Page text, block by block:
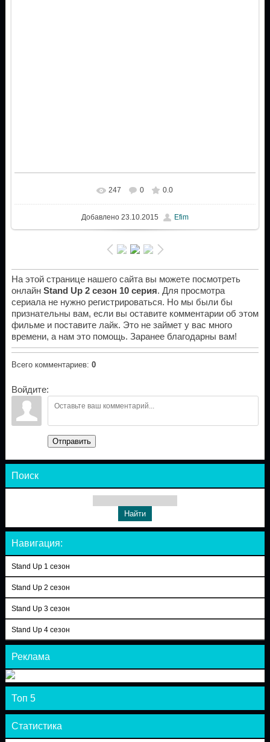
247 0 0.0
Добавлено23.10.2015 Efim
На этой странице нашего сайта вы можете посмотреть
онлайн Stand Up 2 сезон 10 серия. Для просмотра
сериала не нужно регистрироваться. Но мы были бы
признательны вам, если вы оставите комментарии об этом
фильме и поставите лайк. Это не займет у вас много
времени, а нам это помощь. Заранее благодарны вам!
Всего комментариев: 0
Войдите:
Отправить
Поиск
Навигация:
Stand Up 1 сезон
Stand Up 2 сезон
Stand Up 3 сезон
Stand Up 4 сезон
Реклама
Топ 5
Статистика